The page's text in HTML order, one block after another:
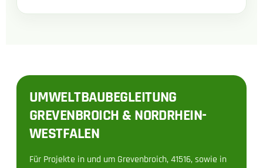
UMWELTBAUBEGLEITUNG
GREVENBROICH & NORDRHEIN-
WESTFALEN
Für Projekte in und um Grevenbroich, 41516, sowie in